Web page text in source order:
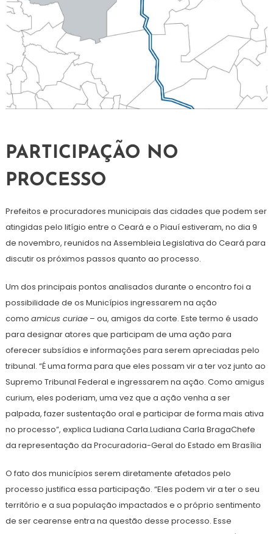
PARTICIPAÇÃO NO
PROCESSO
Prefeitos e procuradores municipais das cidades que podem ser
atingidas pelo litígio entre o Ceará e o Piauí estiveram, no dia 9
de novembro, reunidos na Assembleia Legislativa do Ceará para
discutir os próximos passos quanto ao processo.
Um dos principais pontos analisados durante o encontro foi a
possibilidade de os Municípios ingressarem na ação
como amicus curiae– ou, amigos da corte. Este termo é usado
para designar atores que participam de uma ação para
oferecer subsídios e informações para serem apreciadas pelo
tribunal. “É uma forma para que eles possam vir a ter voz junto ao
Supremo Tribunal Federal e ingressarem na ação. Como amigus
curium, eles poderiam, uma vez que a ação venha a ser
palpada, fazer sustentação oral e participar de forma mais ativa
no processo”, explica Ludiana Carla.Ludiana Carla BragaChefe
da representação da Procuradoria-Geral do Estado em Brasília
O fato dos municípios serem diretamente afetados pelo
processo justifica essa participação. “Eles podem vir a ter o seu
território e a sua população impactados e o próprio sentimento
de ser cearense entra na questão desse processo. Esse